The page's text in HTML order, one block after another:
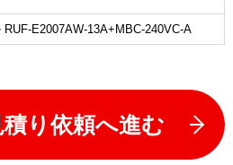
E2007AW-13A+MBC-240VC-A
り依頼へ進む